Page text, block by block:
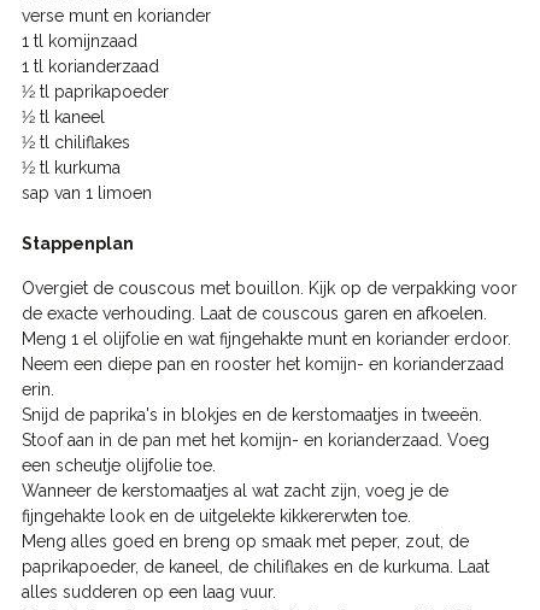
verse munt en koriander
1 tl komijnzaad
1 tl korianderzaad
1⁄2 tl paprikapoeder
1⁄2 tl kaneel
1⁄2 tl chiliflakes
1⁄2 tl kurkuma
sap van 1 limoen
Stappenplan
Overgiet de couscous met bouillon. Kijk op de verpakking voor
de exacte verhouding. Laat de couscous garen en afkoelen.
Meng 1 el olijfolie en wat fijngehakte munt en koriander erdoor.
Neem een diepe pan en rooster het komijn- en korianderzaad
erin.
Snijd de paprika's in blokjes en de kerstomaatjes in tweeën.
Stoof aan in de pan met het komijn- en korianderzaad. Voeg
een scheutje olijfolie toe.
Wanneer de kerstomaatjes al wat zacht zijn, voeg je de
fijngehakte look en de uitgelekte kikkererwten toe.
Meng alles goed en breng op smaak met peper, zout, de
paprikapoeder, de kaneel, de chiliflakes en de kurkuma. Laat
alles sudderen op een laag vuur.